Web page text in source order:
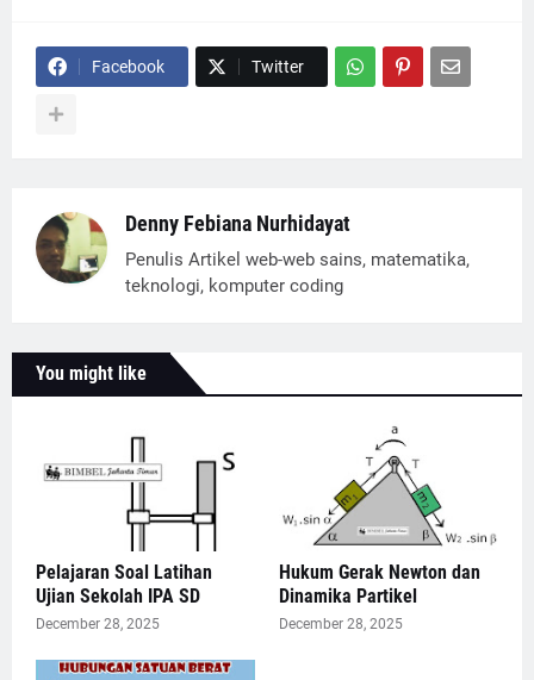
Facebook Twitter
Denny Febiana Nurhidayat
Penulis Artikel web-web sains, matematika,
teknologi, komputer coding
You might like
Pelajaran Soal Latihan
Ujian Sekolah IPA SD
December 28, 2025
Hukum Gerak Newton dan
Dinamika Partikel
December 28, 2025